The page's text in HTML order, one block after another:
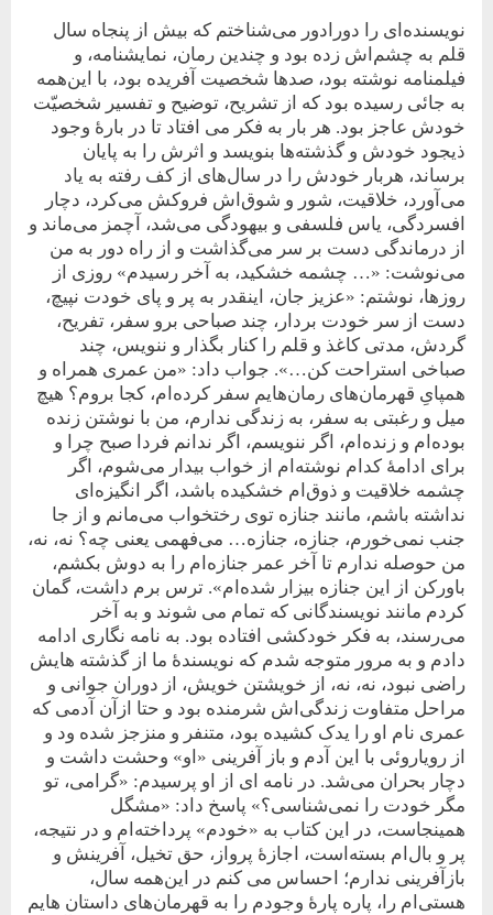
نویسنده‌ای را دورادور می‌شناختم که بیش از پنجاه سال
قلم به چشم‌اش زده بود و چندین رمان، نمایشنامه، و
فیلمنامه نوشته بود، صدها شخصیت آفریده بود، با این‌همه
به جائی رسیده بود که از تشریح، توضیح و تفسیر شخصیّت
خودش عاجز بود. هر بار به فکر می افتاد تا در بارۀ وجود
ذیجود خودش و گذشته‌ها بنویسد و اثرش را به پایان
برساند، هربار خودش را در سال‌های از کف رفته به یاد
می‌آورد، خلاقیت، شور و شوق‌اش فروکش می‌کرد، دچار
افسردگی، یاس فلسفی و بیهودگی می‌شد، آچمز می‌ماند و
از درماندگی دست بر سر می‌گذاشت و از راه دور به من
می‌نوشت: «… چشمه خشکید، به آخر رسیدم» روزی از
روزها، نوشتم: «عزیز جان، اینقدر به پر و پای خودت نپیچ،
دست از سر خودت بردار، چند صباحی برو سفر، تفریح،
گردش، مدتی کاغذ و قلم را کنار بگذار و ننویس، چند
صباخی استراحت کن…». جواب داد: «من عمری همراه و
همپایِ قهرمان‌های رمان‌هایم سفر کرده‌ام، کجا بروم؟ هیچ
میل و رغبتی به سفر، به زندگی ندارم، من با نوشتن زنده
بوده‌ام و زنده‌ام، اگر ننویسم، اگر ندانم فردا صبح چرا و
برای ادامۀ کدام نوشته‌ام از خواب بیدار می‌شوم، اگر
چشمه خلاقیت و ذوق‌ام خشکیده باشد، اگر انگیزه‌ای‌
نداشته باشم، مانند جنازه توی رختخواب می‌مانم و از جا
جنب نمی‌خورم، جنازه، جنازه… می‌فهمی یعنی چه؟ نه، نه،
من حوصله ندارم تا آخر عمر جنازه‌ام را به‌‌ دوش بکشم،
باورکن از این جنازه بیزار شده‌ام». ترس برم داشت، گمان
کردم مانند نویسندگانی که تمام می شوند و به آخر
می‌رسند، به فکر خودکشی افتاده بود. به نامه نگاری ادامه
دادم و به مرور متوجه شدم که نویسندۀ ما از گذشته هایش
راضی نبود، نه، نه، از خویشتن خویش، از دوران جوانی و
مراحل متفاوت زندگی‌اش شرمنده بود و حتا ازآن آدمی که
عمری نام او را یدک کشیده بود، متنفر و منزجز شده ود و
از رویاروئی با این آدم و باز آفرینی «او» وحشت داشت و
دچار بحران می‌شد. در نامه ای از او پرسیدم: «گرامی، تو
مگر خودت را نمی‌شناسی؟» پاسخ داد: «مشگل
همینجاست، در این کتاب به «خودم» پرداخته‌ام و در نتیجه،
پر و بال‌ام بسته‌است، اجازۀ پرواز، حق تخیل، آفرینش و
باز‌آفرینی ندارم؛ احساس می کنم در این‌همه سال،
هستی‌ام را، پاره پارۀ وجودم را به قهرمان‌های داستان هایم